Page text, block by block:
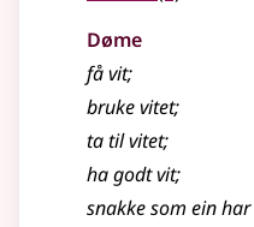
Døme
fåvit;
brukevitet;
ta tilvitet;
ha godtvit;
snakke som ein har